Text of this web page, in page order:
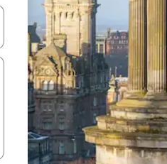
नेविगेट करें या टच या फिर स्वाइप